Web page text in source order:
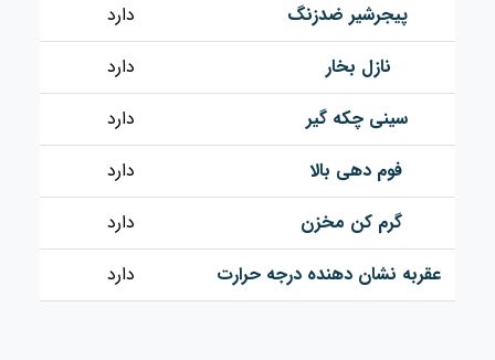
پیجرشیر ضدزنگ
دارد
نازل بخار
دارد
سینی چکه گیر
دارد
فوم دهی بالا
دارد
گرم کن مخزن
دارد
عقربه نشان دهنده درجه حرارت
دارد